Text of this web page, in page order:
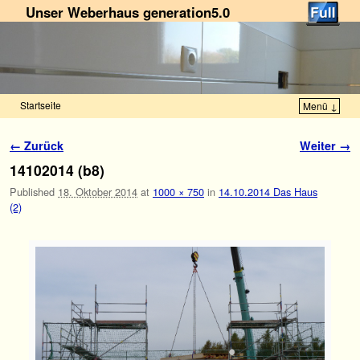
Unser Weberhaus generation5.0
Startseite Menü ↓
Bilder-Navigation
← Zurück Weiter →
14102014 (b8)
Published 18. Oktober 2014 at 1000 × 750 in 14.10.2014 Das Haus
(2)